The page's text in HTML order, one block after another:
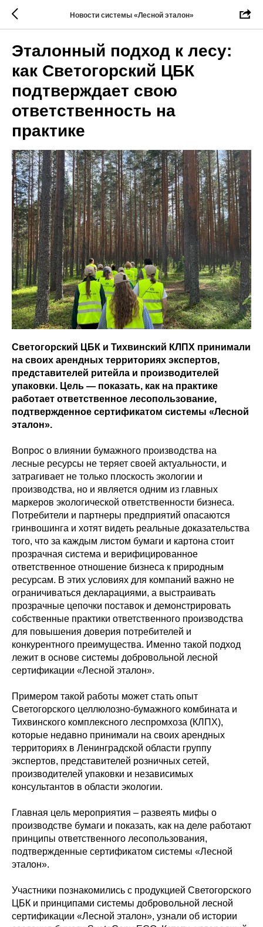
Новости системы «Лесной эталон»
Эталонный подход к лесу:
как Светогорский ЦБК
подтверждает свою
ответственность на
практике
Светогорский ЦБК и Тихвинский КЛПХ принимали
на своих арендных территориях экспертов,
представителей ритейла и производителей
упаковки. Цель — показать, как на практике
работает ответственное лесопользование,
подтвержденное сертификатом системы «Лесной
эталон».
Вопрос о влиянии бумажного производства на
лесные ресурсы не теряет своей актуальности, и
затрагивает не только плоскость экологии и
производства, но и является одним из главных
маркеров экологической ответственности бизнеса.
Потребители и партнеры предприятий опасаются
гринвошинга и хотят видеть реальные доказательства
того, что за каждым листом бумаги и картона стоит
прозрачная система и верифицированное
ответственное отношение бизнеса к природным
ресурсам. В этих условиях для компаний важно не
ограничиваться декларациями, а выстраивать
прозрачные цепочки поставок и демонстрировать
собственные практики ответственного производства
для повышения доверия потребителей и
конкурентного преимущества. Именно такой подход
лежит в основе системы добровольной лесной
сертификации «Лесной эталон».
Примером такой работы может стать опыт
Светогорского целлюлозно-бумажного комбината и
Тихвинского комплексного леспромхоза (КЛПХ),
которые недавно принимали на своих арендных
территориях в Ленинградской области группу
экспертов, представителей розничных сетей,
производителей упаковки и независимых
консультантов в области экологии.
Главная цель мероприятия – развеять мифы о
производстве бумаги и показать, как на деле работают
принципы ответственного лесопользования,
подтвержденные сертификатом системы «Лесной
эталон».
Участники познакомились с продукцией Светогорского
ЦБК и принципами системы добровольной лесной
сертификации «Лесной эталон», узнали об истории